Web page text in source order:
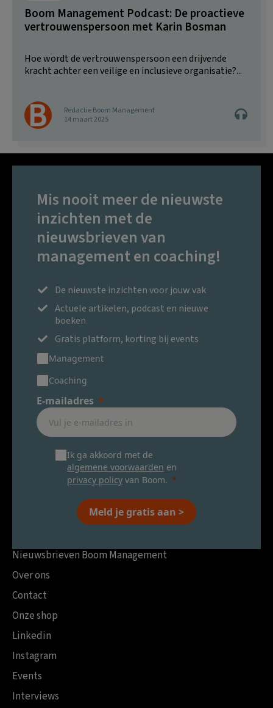
Boom Management Podcast: De proactieve
vertrouwenspersoon met Karin Bosman
Hoe wordt de vertrouwenspersoon een drijvende
kracht achter een veilige en inclusieve organisatie?...
Redactie Boom Management
14 maart 2025
Mis nooit meer de nieuwste
inzichten met de
nieuwsbrieven van
management en coaching!
De nieuwste inzichten voor jouw vak
Actuele artikelen, podcast en nieuwe
boeken
Gratis platform, korting bij events
Management
Coaching
E-mailadres
Ik ga akkoord met de
algemene voorwaarden en
privacy policy van Boom.
Meld je gratis aan >
Nieuwsbrieven Boom Management
Over ons
Contact
Onze shop
Linkedin
Instagram
Events
Interviews